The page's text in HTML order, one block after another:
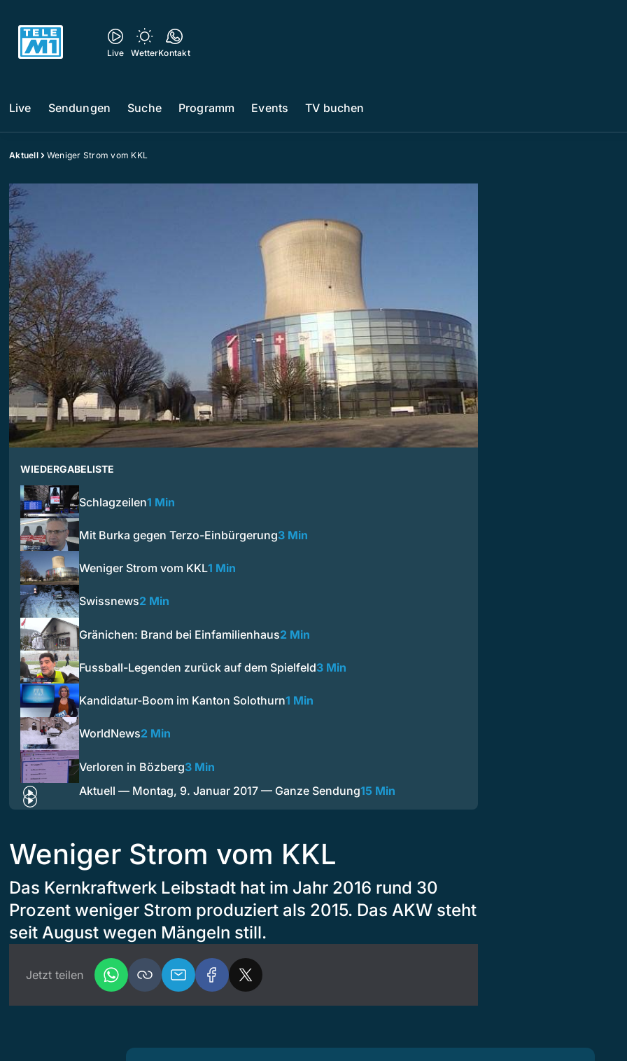
Live WetterKontakt
Live Sendungen Suche Programm Events TV buchen
Aktuell Weniger Strom vom KKL
WIEDERGABELISTE
Schlagzeilen1 Min
Mit Burka gegen Terzo-Einbürgerung3 Min
Weniger Strom vom KKL1 Min
Swissnews2 Min
Gränichen: Brand bei Einfamilienhaus2 Min
Fussball-Legenden zurück auf dem Spielfeld3 Min
Kandidatur-Boom im Kanton Solothurn1 Min
WorldNews2 Min
Verloren in Bözberg3 Min
Aktuell — Montag, 9. Januar 2017 — Ganze Sendung15 Min
Weniger Strom vom KKL
Das Kernkraftwerk Leibstadt hat im Jahr 2016 rund 30
Prozent weniger Strom produziert als 2015. Das AKW steht
seit August wegen Mängeln still.
Jetzt teilen